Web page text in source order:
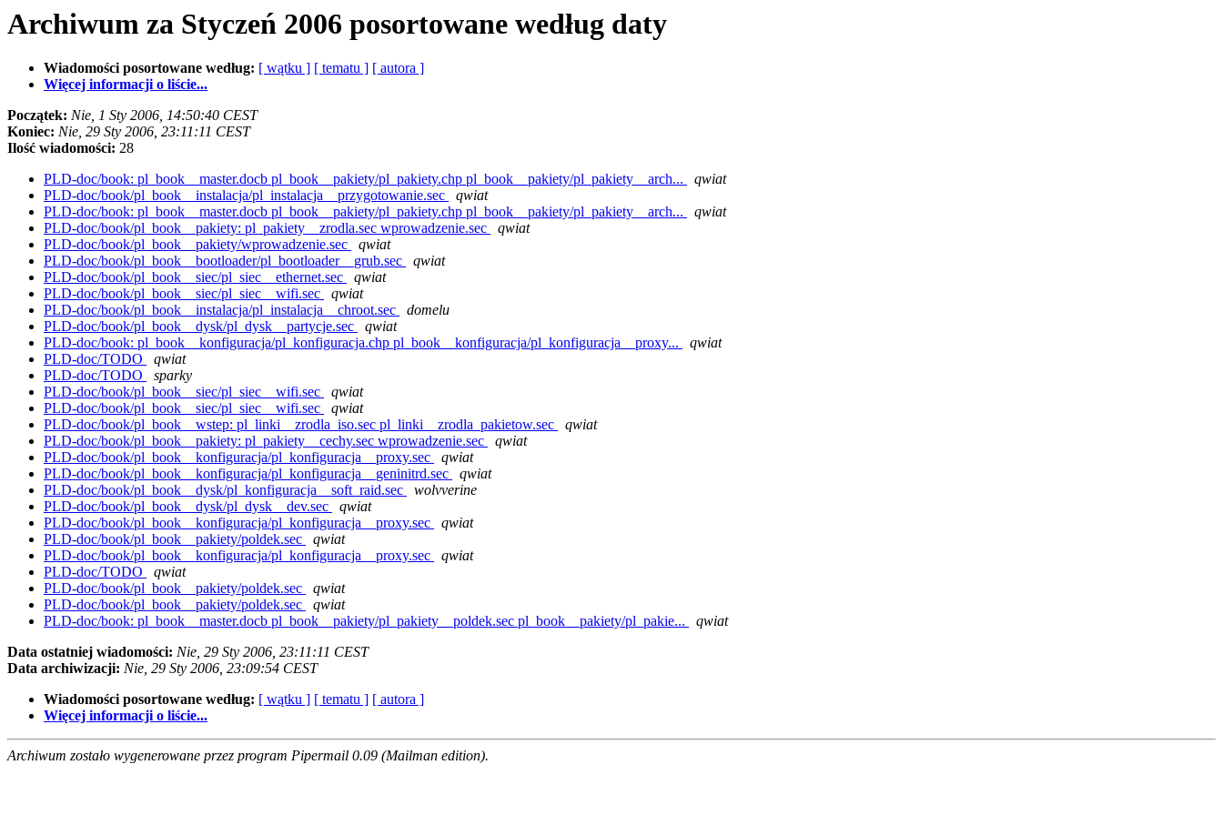
Archiwum za Styczeń 2006 posortowane według daty
Wiadomości posortowane według: [ wątku ] [ tematu ] [ autora ]
Więcej informacji o liście...
Początek: Nie, 1 Sty 2006, 14:50:40 CEST
Koniec: Nie, 29 Sty 2006, 23:11:11 CEST
Ilość wiadomości: 28
PLD-doc/book: pl_book__master.docb pl_book__pakiety/pl_pakiety.chp pl_book__pakiety/pl_pakiety__arch...
qwiat
PLD-doc/book/pl_book__instalacja/pl_instalacja__przygotowanie.sec
qwiat
PLD-doc/book: pl_book__master.docb pl_book__pakiety/pl_pakiety.chp pl_book__pakiety/pl_pakiety__arch...
qwiat
PLD-doc/book/pl_book__pakiety: pl_pakiety__zrodla.sec wprowadzenie.sec
qwiat
PLD-doc/book/pl_book__pakiety/wprowadzenie.sec
qwiat
PLD-doc/book/pl_book__bootloader/pl_bootloader__grub.sec
qwiat
PLD-doc/book/pl_book__siec/pl_siec__ethernet.sec
qwiat
PLD-doc/book/pl_book__siec/pl_siec__wifi.sec
qwiat
PLD-doc/book/pl_book__instalacja/pl_instalacja__chroot.sec
domelu
PLD-doc/book/pl_book__dysk/pl_dysk__partycje.sec
qwiat
PLD-doc/book: pl_book__konfiguracja/pl_konfiguracja.chp pl_book__konfiguracja/pl_konfiguracja__proxy...
qwiat
PLD-doc/TODO
qwiat
PLD-doc/TODO
sparky
PLD-doc/book/pl_book__siec/pl_siec__wifi.sec
qwiat
PLD-doc/book/pl_book__siec/pl_siec__wifi.sec
qwiat
PLD-doc/book/pl_book__wstep: pl_linki__zrodla_iso.sec pl_linki__zrodla_pakietow.sec
qwiat
PLD-doc/book/pl_book__pakiety: pl_pakiety__cechy.sec wprowadzenie.sec
qwiat
PLD-doc/book/pl_book__konfiguracja/pl_konfiguracja__proxy.sec
qwiat
PLD-doc/book/pl_book__konfiguracja/pl_konfiguracja__geninitrd.sec
qwiat
PLD-doc/book/pl_book__dysk/pl_konfiguracja__soft_raid.sec
wolvverine
PLD-doc/book/pl_book__dysk/pl_dysk__dev.sec
qwiat
PLD-doc/book/pl_book__konfiguracja/pl_konfiguracja__proxy.sec
qwiat
PLD-doc/book/pl_book__pakiety/poldek.sec
qwiat
PLD-doc/book/pl_book__konfiguracja/pl_konfiguracja__proxy.sec
qwiat
PLD-doc/TODO
qwiat
PLD-doc/book/pl_book__pakiety/poldek.sec
qwiat
PLD-doc/book/pl_book__pakiety/poldek.sec
qwiat
PLD-doc/book: pl_book__master.docb pl_book__pakiety/pl_pakiety__poldek.sec pl_book__pakiety/pl_pakie...
qwiat
Data ostatniej wiadomości: Nie, 29 Sty 2006, 23:11:11 CEST
Data archiwizacji: Nie, 29 Sty 2006, 23:09:54 CEST
Wiadomości posortowane według: [ wątku ] [ tematu ] [ autora ]
Więcej informacji o liście...
Archiwum zostało wygenerowane przez program Pipermail 0.09 (Mailman edition).